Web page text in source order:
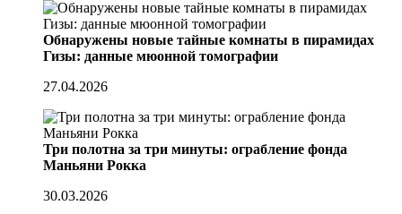
Обнаружены новые тайные комнаты в пирамидах
Гизы: данные мюонной томографии
27.04.2026
Три полотна за три минуты: ограбление фонда
Маньяни Рокка
30.03.2026